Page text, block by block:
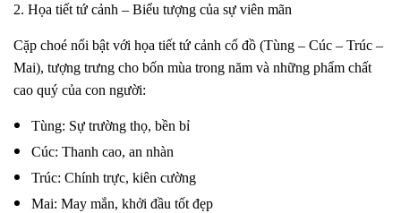
2. Họa tiết tứ cảnh – Biểu tượng của sự viên mãn
Cặp choé nổi bật với họa tiết tứ cảnh cổ đồ (Tùng – Cúc – Trúc –
Mai), tượng trưng cho bốn mùa trong năm và những phẩm chất
cao quý của con người:
Tùng: Sự trường thọ, bền bỉ
Cúc: Thanh cao, an nhàn
Trúc: Chính trực, kiên cường
Mai: May mắn, khởi đầu tốt đẹp